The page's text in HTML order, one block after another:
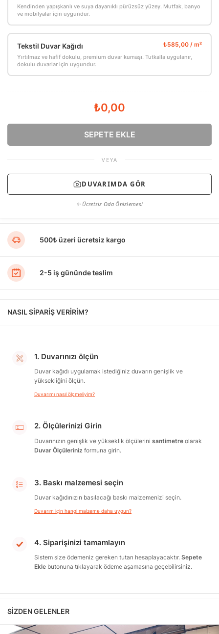
Kendinden yapışkanlı ve suya dayanıklı pürüzsüz yüzey. Mutfak, banyo
ve mobilyalar için uygundur.
Tekstil Duvar Kağıdı
Yırtılmaz ve hafif dokulu, premium duvar kumaşı. Tutkalla uygulanır,
dokulu duvarlar için uygundur.
₺0,00
SEPETE EKLE
VEYA
DUVARIMDA GÖR
✨ Ücretsiz Oda Önizlemesi
500₺ üzeri ücretsiz kargo
2-5 iş gününde teslim
NASIL SİPARİŞ VERİRİM?
1. Duvarınızı ölçün
Duvar kağıdı uygulamak istediğiniz duvarın genişlik ve
yüksekliğini ölçün.
Duvarımı nasıl ölçmeliyim?
2. Ölçülerinizi Girin
Duvarınızın genişlik ve yükseklik ölçülerini santimetre olarak
Duvar Ölçüleriniz formuna girin.
3. Baskı malzemesi seçin
Duvar kağıdınızın basılacağı baskı malzemenizi seçin.
Duvarım için hangi malzeme daha uygun?
4. Siparişinizi tamamlayın
Sistem size ödemeniz gereken tutarı hesaplayacaktır. Sepete
Ekle butonuna tıklayarak ödeme aşamasına geçebilirsiniz.
SIZDEN GELENLER